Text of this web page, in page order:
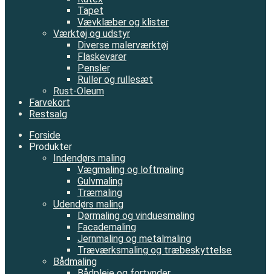
Tapet
Vævklæber og klister
Værktøj og udstyr
Diverse malerværktøj
Flaskevarer
Pensler
Ruller og rullesæt
Rust-Oleum
Farvekort
Restsalg
Forside
Produkter
Indendørs maling
Vægmaling og loftmaling
Gulvmaling
Træmaling
Udendørs maling
Dørmaling og vinduesmaling
Facademaling
Jernmaling og metalmaling
Træværksmaling og træbeskyttelse
Bådmaling